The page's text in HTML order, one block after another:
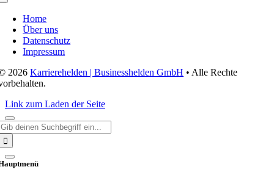
Navigation
umschalten
Home
Über uns
Datenschutz
Impressum
2026Karrierehelden | Businesshelden GmbH • Alle Rechte
Link zum Laden der Seite